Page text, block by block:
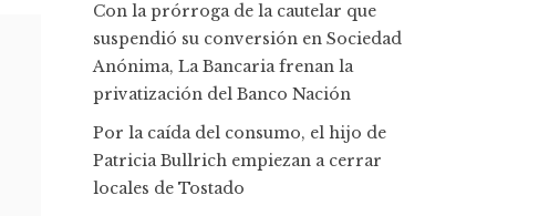
Con la prórroga de la cautelar que
suspendió su conversión en Sociedad
Anónima, La Bancaria frenan la
privatización del Banco Nación
Por la caída del consumo, el hijo de
Patricia Bullrich empiezan a cerrar
locales de Tostado